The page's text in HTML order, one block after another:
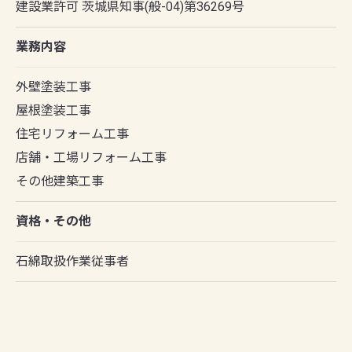
建設業許可 茨城県知事(般-04)第36269号
業務内容
外壁塗装工事
屋根塗装工事
住宅リフォーム工事
店舗・工場リフォーム工事
その他建築工事
資格・その他
石綿取扱作業従事者